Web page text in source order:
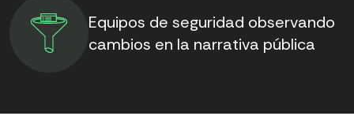
Equipos de seguridad observando
cambios en la narrativa pública